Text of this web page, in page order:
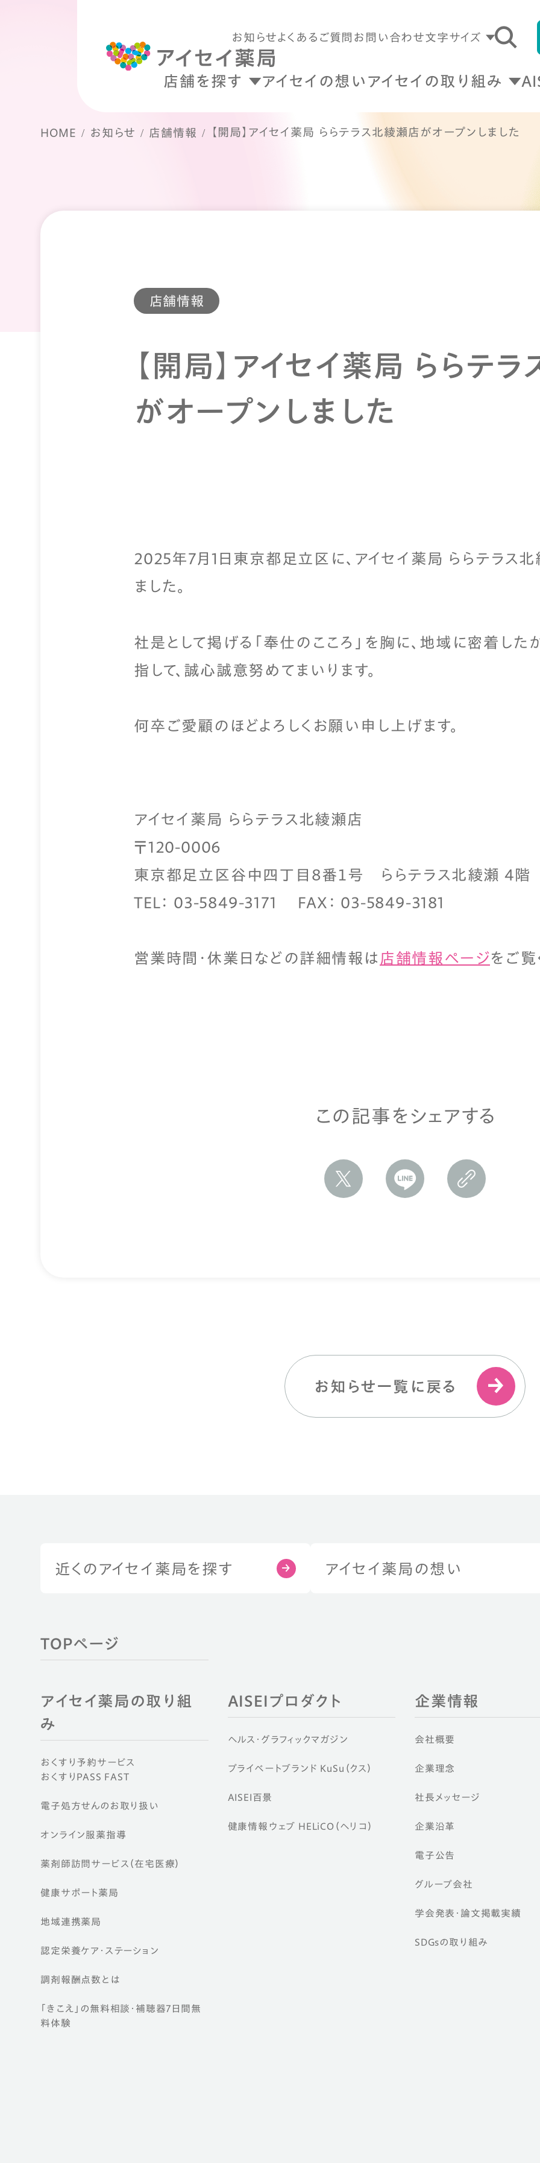
お知らせよくあるご質問 お問い合わせ文字サイズ
店舗を探す アイセイの想い アイセイの取り組み
HOME お知らせ 店舗情報 【開局】アイセイ薬局 ららテラス北綾瀬店がオープンしました
店舗情報
【開局】アイセイ薬局 ららテ
がオープンしました
2025年7月1日東京都足立区に、アイセイ薬局 ららテラス
ました。
社是として掲げる「奉仕のこころ」を胸に、地域に密着し
指して、誠心誠意努めてまいります。
何卒ご愛顧のほどよろしくお願い申し上げます。
アイセイ薬局 ららテラス北綾瀬店
〒120-0006
東京都足立区谷中四丁目８番１号 ららテラス北綾瀬 4階
TEL： 03-5849-3171 FAX： 03-5849-3181
営業時間・休業日などの詳細情報は 店舗情報ページをご覧
この記事をシェアする
お知らせ一覧に戻る
近くのアイセイ薬局を探す アイセイ薬局の想い
TOPページ
アイセイ薬局の取り組
み
おくすり予約サービス
おくすりPASS FAST
電子処方せんのお取り扱い
オンライン服薬指導
薬剤師訪問サービス（在宅医療）
健康サポート薬局
地域連携薬局
認定栄養ケア・ ステーション
調剤報酬点数とは
「きこえ」の無料相談・補聴器7日間無
料体験
AISEIプロダクト
ヘルス・グラフィックマガジン
プライベートブランド KuSu（クス）
AISEI百景
健康情報ウェブ HELiCO（ヘリコ）
企業情報
会社概要
企業理念
社長メッセージ
企業沿革
電子公告
グループ会社
学会発表・論文掲載実績
SDGsの取り組み